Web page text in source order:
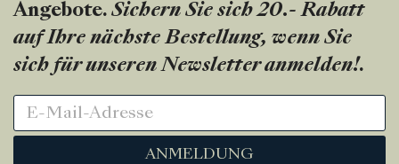
Angebote. Sichern Sie sich 20.- Rabatt
auf Ihre nächste Bestellung, wenn Sie
sich für unseren Newsletter anmelden!.
ANMELDUNG